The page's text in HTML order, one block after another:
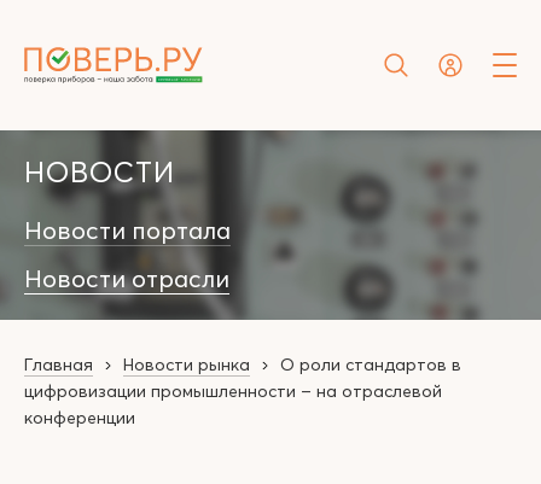
НОВОСТИ
Новости портала
Новости отрасли
Главная Новости рынка
О роли стандартов в
цифровизации промышленности – на отраслевой
конференции